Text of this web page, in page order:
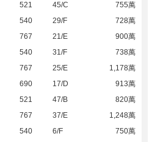
521 45/C
755萬
540 29/F
728萬
767 21/E
900萬
540 31/F
738萬
767 25/E
1,178萬
690 17/D
913萬
521 47/B
820萬
767 37/E
1,248萬
540 6/F
750萬